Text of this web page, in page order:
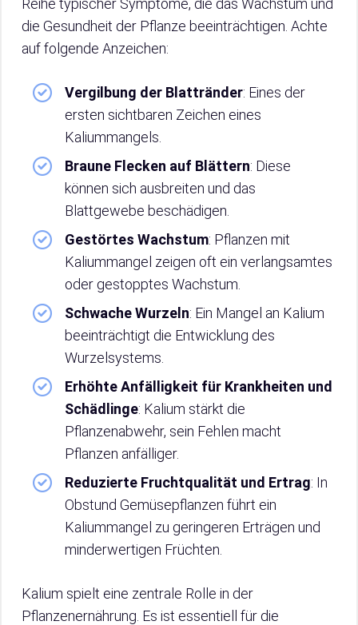
Reihe typischer Symptome, die das Wachstum und
die Gesundheit der Pflanze beeinträchtigen. Achte
auf folgende Anzeichen:
Vergilbung der Blattränder: Eines der
ersten sichtbaren Zeichen eines
Kaliummangels.
Braune Flecken auf Blättern: Diese
können sich ausbreiten und das
Blattgewebe beschädigen.
Gestörtes Wachstum: Pflanzen mit
Kaliummangel zeigen oft ein verlangsamtes
oder gestopptes Wachstum.
Schwache Wurzeln: Ein Mangel an Kalium
beeinträchtigt die Entwicklung des
Wurzelsystems.
Erhöhte Anfälligkeit für Krankheiten und
Schädlinge: Kalium stärkt die
Pflanzenabwehr, sein Fehlen macht
Pflanzen anfälliger.
Reduzierte Fruchtqualität und Ertrag: In
Obstund Gemüsepflanzen führt ein
Kaliummangel zu geringeren Erträgen und
minderwertigen Früchten.
Kalium spielt eine zentrale Rolle in der
Pflanzenernährung. Es ist essentiell für die